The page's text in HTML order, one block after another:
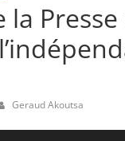
la
Geraud Akoutsa